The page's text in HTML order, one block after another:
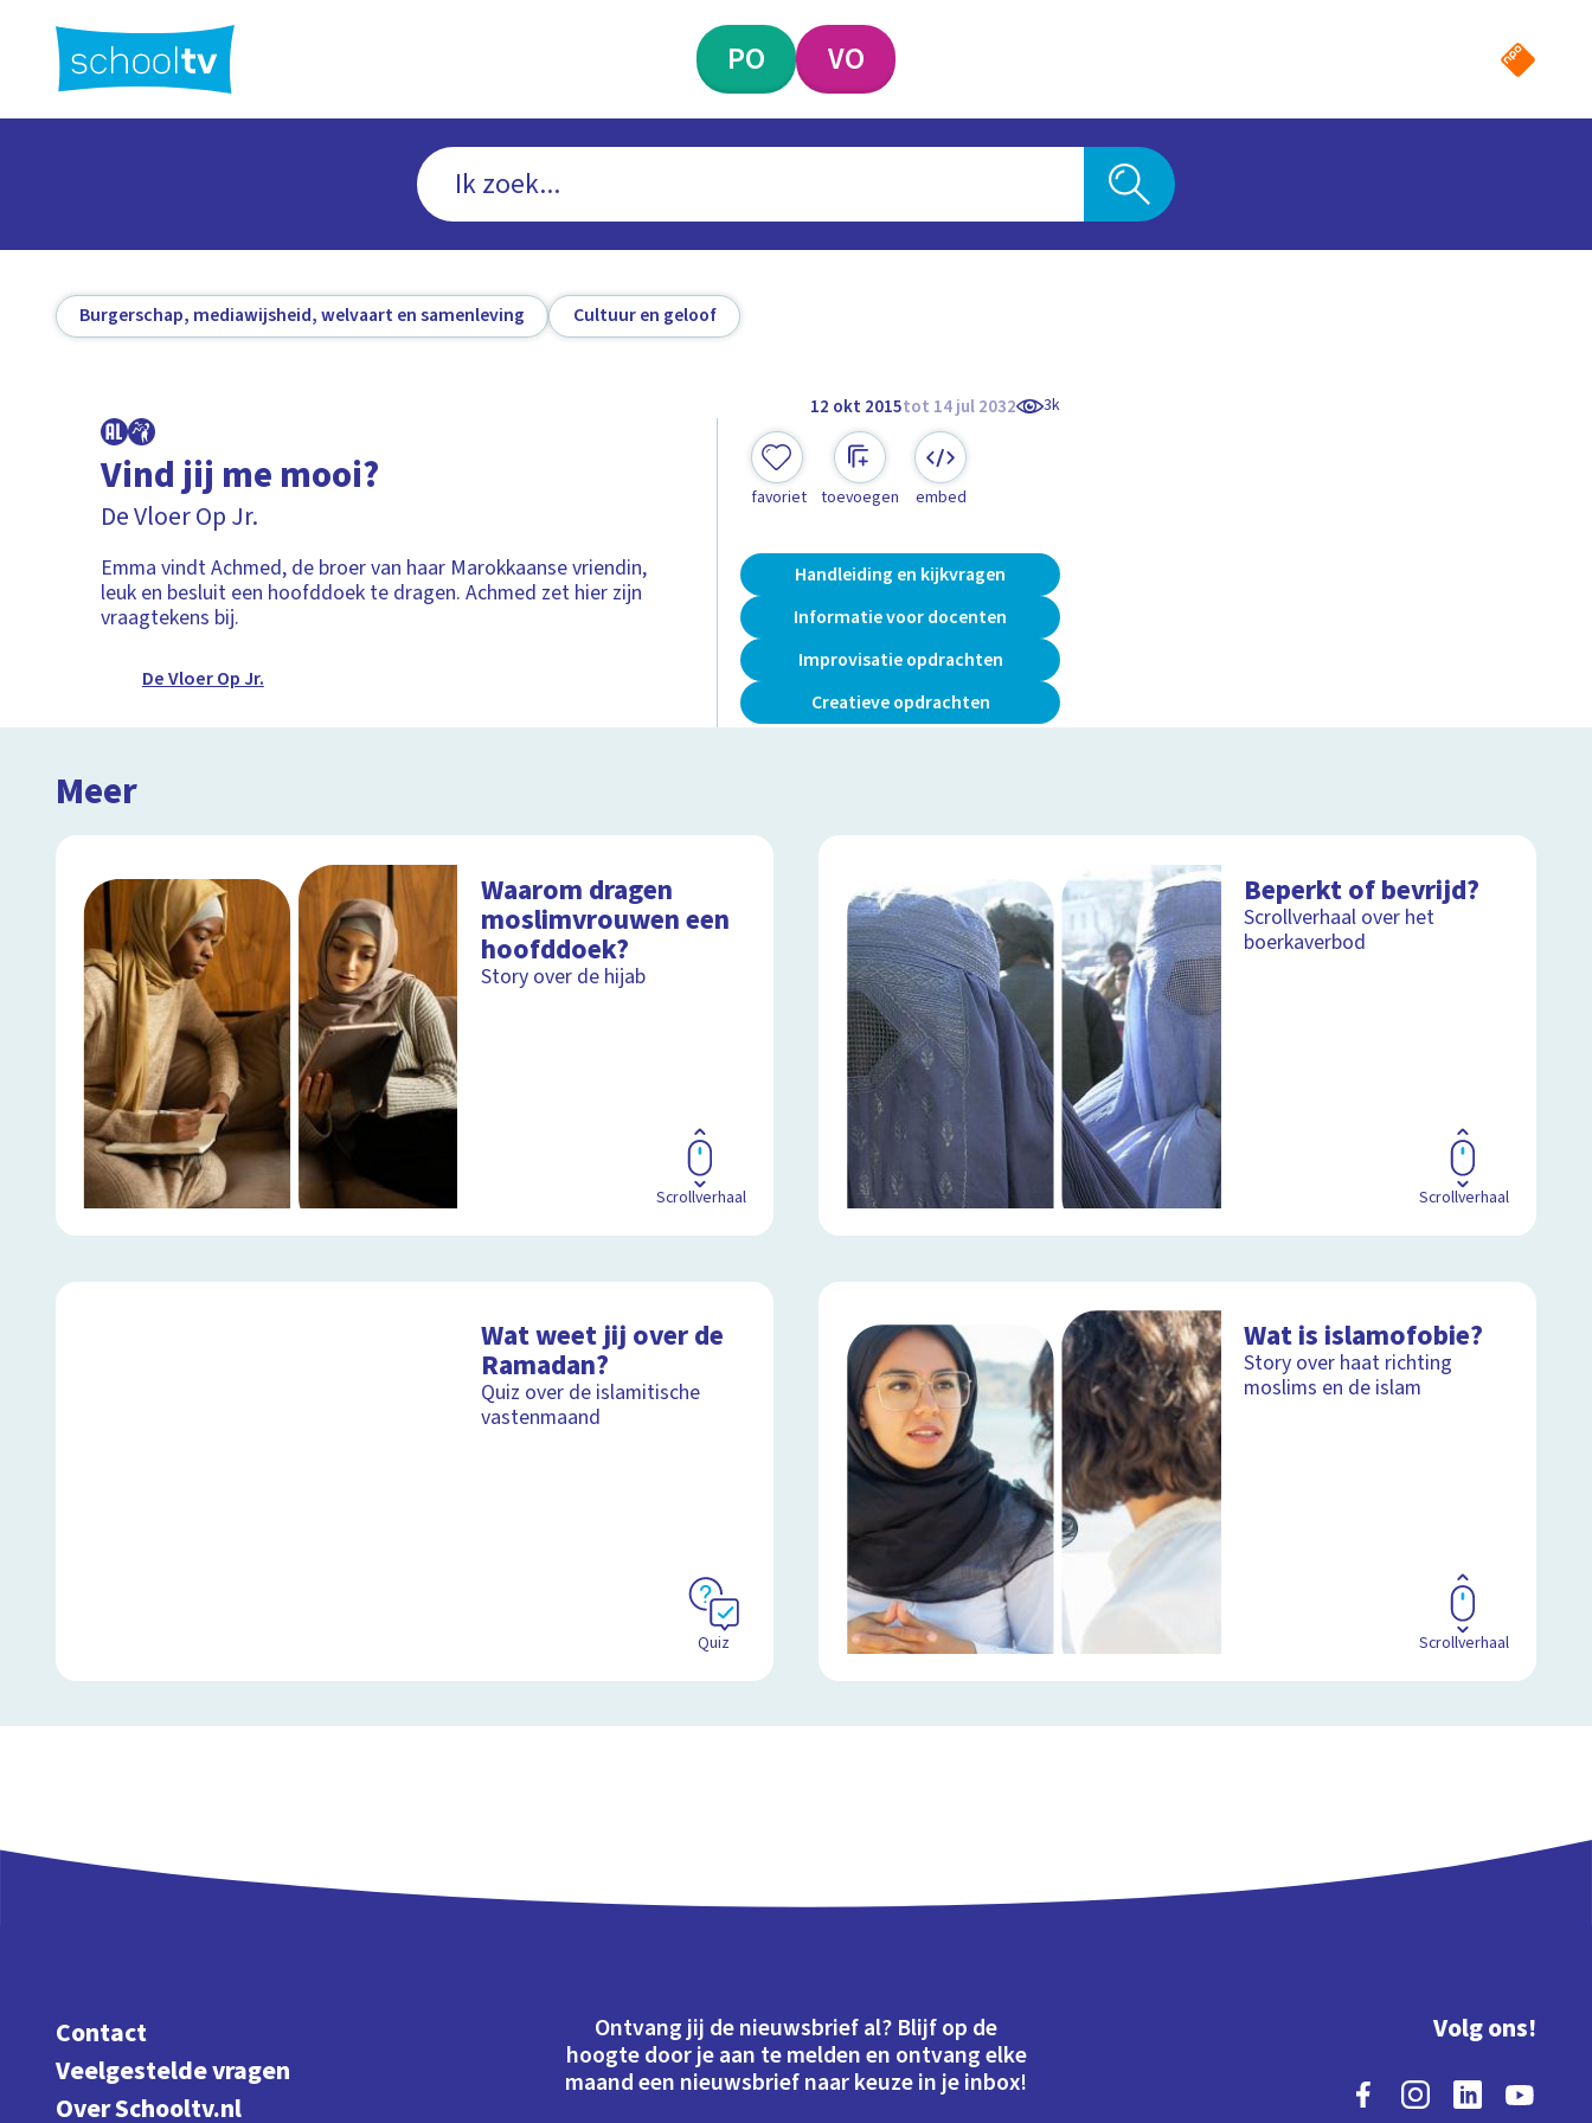
hoofdinhoud
PO VO
Burgerschap, mediawijsheid, welvaart en samenleving Cultuur en geloof
12 okt 2015tot 14 jul 2032 3k
Vind jij me mooi?
De Vloer Op Jr.
Emma vindt Achmed, de broer van haar Marokkaanse vriendin,
leuk en besluit een hoofddoek te dragen. Achmed zet hier zijn
vraagtekens bij.
De Vloer Op Jr.
favoriet toevoegen embed
Handleiding en kijkvragen
Informatie voor docenten
Improvisatie opdrachten
Creatieve opdrachten
Meer
Waarom dragen
moslimvrouwen een
hoofddoek?
Story over de hijab
Scrollverhaal
Beperkt of bevrijd?
Scrollverhaal over het
boerkaverbod
Scrollverhaal
Wat weet jij over de
Ramadan?
Quiz over de islamitische
vastenmaand
Quiz
Wat is islamofobie?
Story over haat richting
moslims en de islam
Scrollverhaal
Contact
Veelgestelde vragen
Over Schooltv.nl
Ontvang jij de nieuwsbrief al? Blijf op de
hoogte door je aan te melden en ontvang elke
maand een nieuwsbrief naar keuze in je inbox!
Volg ons!